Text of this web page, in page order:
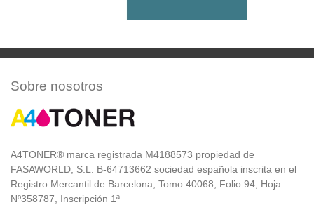
Sobre nosotros
A4TONER® marca registrada M4188573 propiedad de
FASAWORLD, S.L. B-64713662 sociedad española inscrita en el
Registro Mercantil de Barcelona, Tomo 40068, Folio 94, Hoja
Nº358787, Inscripción 1ª